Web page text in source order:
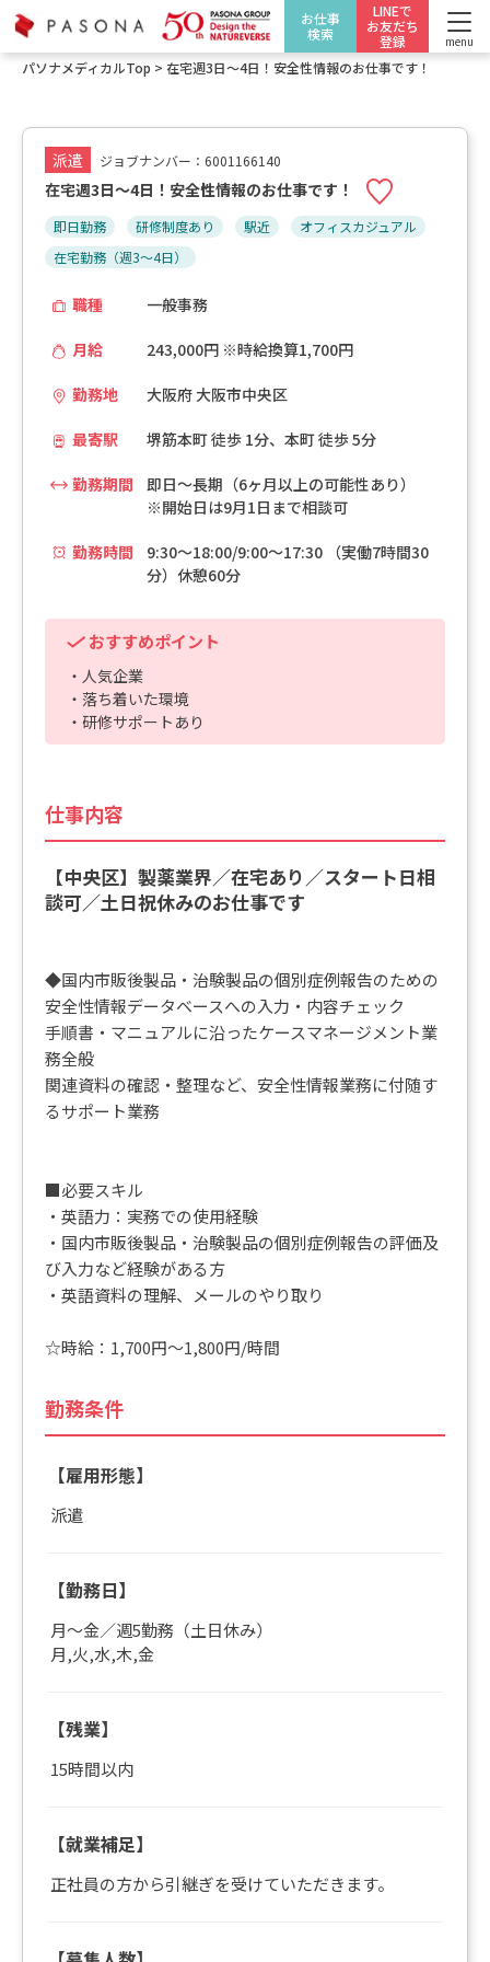
お仕事
検索
LINEで
お友だち
登録
menu
パソナメディカルTop > 在宅週3日～4日！安全性情報のお仕事です！
派遣 ジョブナンバー：6001166140
在宅週3日～4日！安全性情報のお仕事です！
即日勤務 研修制度あり 駅近
オフィスカジュアル
在宅勤務（週3～4日）
職種 一般事務
月給 243,000円 ※時給換算1,700円
勤務地 大阪府 大阪市中央区
最寄駅 堺筋本町 徒歩 1分、本町 徒歩 5分
勤務期間
即日～長期（6ヶ月以上の可能性あり）
※開始日は9月1日まで相談可
勤務時間
9:30～18:00/9:00～17:30 （実働7時間30
分）休憩60分
おすすめポイント
・人気企業
・落ち着いた環境
・研修サポートあり
仕事内容
【中央区】製薬業界／在宅あり／スタート日相
談可／土日祝休みのお仕事です
◆国内市販後製品・治験製品の個別症例報告のための
安全性情報データベースへの入力・内容チェック
手順書・マニュアルに沿ったケースマネージメント業
務全般
関連資料の確認・整理など、安全性情報業務に付随す
るサポート業務
■必要スキル
・英語力：実務での使用経験
・国内市販後製品・治験製品の個別症例報告の評価及
び入力など経験がある方
・英語資料の理解、メールのやり取り
☆時給：1,700円～1,800円/時間
勤務条件
【雇用形態】
派遣
【勤務日】
月～金／週5勤務（土日休み）
月,火,水,木,金
【残業】
15時間以内
【就業補足】
正社員の方から引継ぎを受けていただきます。